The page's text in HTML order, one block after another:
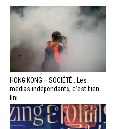
HONG KONG – SOCIÉTÉ : Les
médias indépendants, c’est bien
fini...